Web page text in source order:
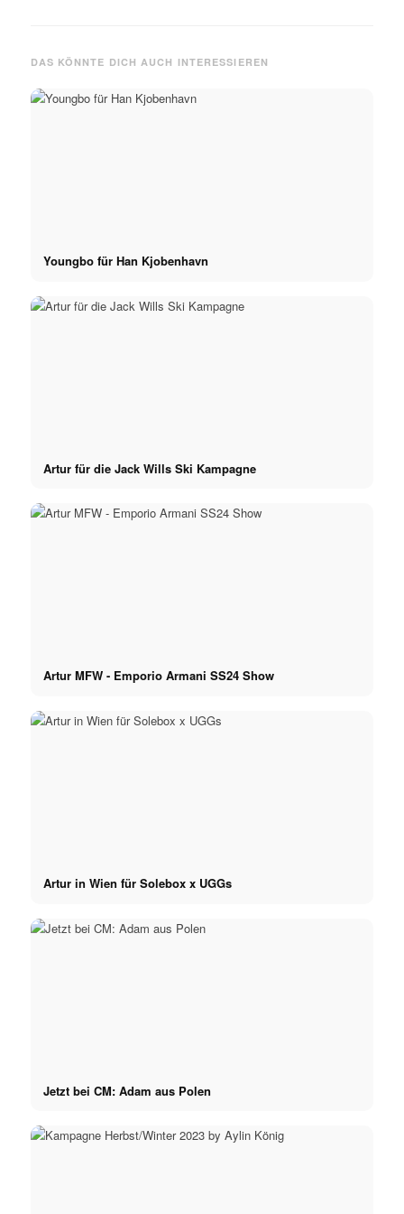
DAS KÖNNTE DICH AUCH INTERESSIEREN
Youngbo für Han Kjobenhavn
Artur für die Jack Wills Ski Kampagne
Artur MFW - Emporio Armani SS24 Show
Artur in Wien für Solebox x UGGs
Jetzt bei CM: Adam aus Polen